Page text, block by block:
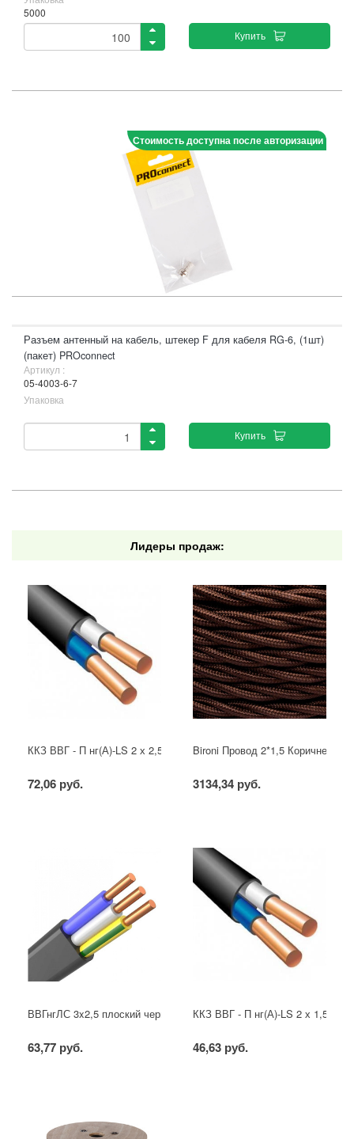
5000
Купить
Стоимость доступна после авторизации
Разъем антенный на кабель, штекер F для кабеля RG-6, (1шт)
(пакет) PROconnect
Артикул :
05-4003-6-7
Упаковка
Купить
Лидеры продаж:
ККЗ ВВГ - П нг(А)-LS 2 х 2,5 ГОСТ
72,06 руб.
Bironi Провод 2*1,5 Коричневый
3134,34 руб.
ВВГнгЛС 3x2,5 плоский черный
63,77 руб.
ККЗ ВВГ - П нг(А)-LS 2 х 1,5
46,63 руб.